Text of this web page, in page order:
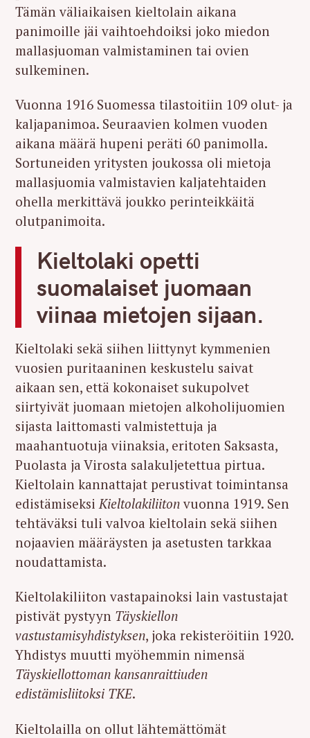
Tämän väliaikaisen kieltolain aikana
panimoille jäi vaihtoehdoiksi joko miedon
mallasjuoman valmistaminen tai ovien
sulkeminen.
Vuonna 1916 Suomessa tilastoitiin 109 olut- ja
kaljapanimoa. Seuraavien kolmen vuoden
aikana määrä hupeni peräti 60 panimolla.
Sortuneiden yritysten joukossa oli mietoja
mallasjuomia valmistavien kaljatehtaiden
ohella merkittävä joukko perinteikkäitä
olutpanimoita.
Kieltolaki opetti
suomalaiset juomaan
viinaa mietojen sijaan.
Kieltolaki sekä siihen liittynyt kymmenien
vuosien puritaaninen keskustelu saivat
aikaan sen, että kokonaiset sukupolvet
siirtyivät juomaan mietojen alkoholijuomien
sijasta laittomasti valmistettuja ja
maahantuotuja viinaksia, eritoten Saksasta,
Puolasta ja Virosta salakuljetettua pirtua.
Kieltolain kannattajat perustivat toimintansa
edistämiseksi Kieltolakiliiton vuonna 1919. Sen
tehtäväksi tuli valvoa kieltolain sekä siihen
nojaavien määräysten ja asetusten tarkkaa
noudattamista.
Kieltolakiliiton vastapainoksi lain vastustajat
pistivät pystyyn Täyskiellon
vastustamisyhdistyksen, joka rekisteröitiin 1920.
Yhdistys muutti myöhemmin nimensä
Täyskiellottoman kansanraittiuden
edistämisliitoksi TKE.
Kieltolailla on ollut lähtemättömät